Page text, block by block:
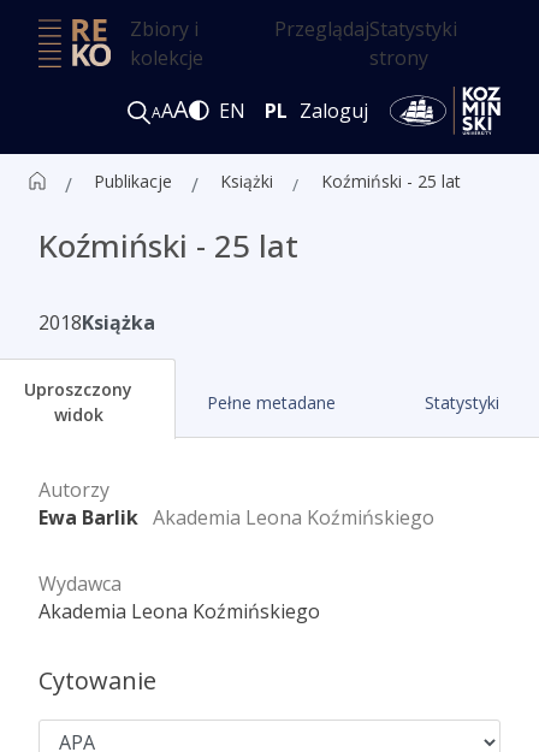
Zbiory i
kolekcje
PrzeglądajStatystyki
strony
AAA EN PL Zaloguj
Publikacje Książki Koźmiński - 25 lat
Koźmiński - 25 lat
2018Książka
Uproszczony
widok
Pełne metadane Statystyki
Autorzy
Ewa Barlik Akademia Leona Koźmińskiego
Wydawca
Akademia Leona Koźmińskiego
Cytowanie